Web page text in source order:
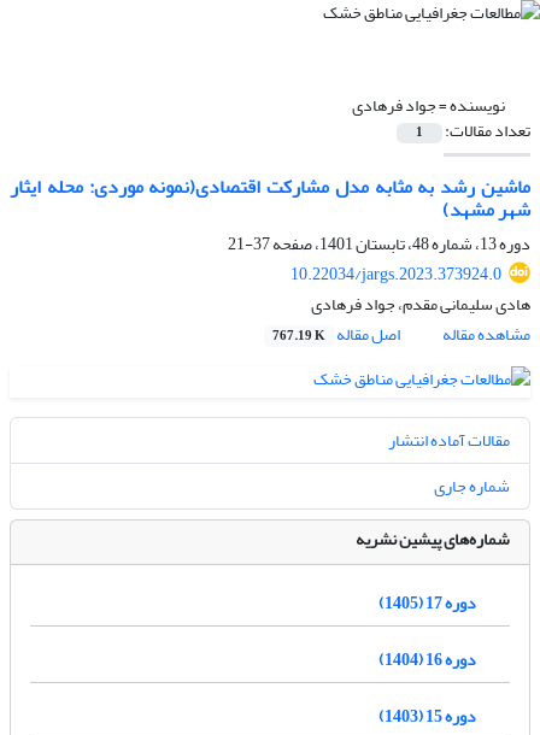
نویسنده =جواد فرهادی
تعداد مقالات: 1
ماشین رشد به مثابه مدل مشارکت اقتصادی(نمونه موردی: محله ایثار
شهر مشهد)
دوره 13، شماره 48، تابستان 1401، صفحه
37-21
10.22034/jargs.2023.373924.0
هادی سلیمانی مقدم، جواد فرهادی
مشاهده مقاله
اصل مقاله 767.19 K
مقالات آماده انتشار
شماره جاری
شماره‌های پیشین نشریه
دوره 17 (1405)
دوره 16 (1404)
دوره 15 (1403)